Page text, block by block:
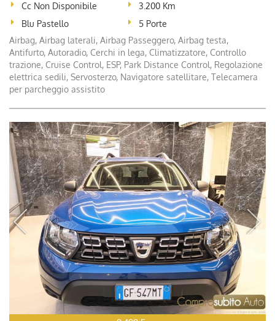
Cc Non Disponibile
3.200 Km
Blu Pastello
5 Porte
Airbag, Airbag laterali, Airbag Passeggero, Airbag testa,
Antifurto, Autoradio, Cerchi in lega, Climatizzatore, Controllo
trazione, Cruise Control, ESP, Park Distance Control, Regolazione
elettrica sedili, Servosterzo, Navigatore satellitare, Telecamera
per parcheggio assistito